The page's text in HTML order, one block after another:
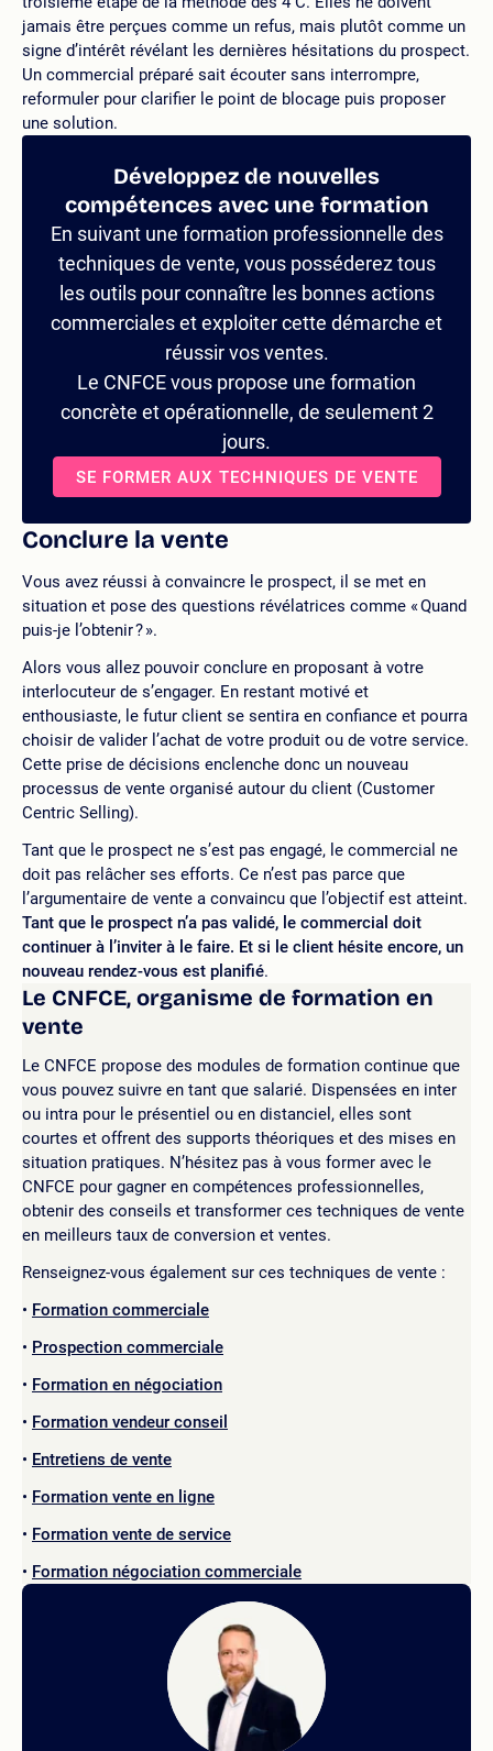
jamais être perçues comme un refus, mais plutôt comme un
signe d’intérêt révélant les dernières hésitations du prospect.
Un commercial préparé sait écouter sans interrompre,
reformuler pour clarifier le point de blocage puis proposer
une solution.
Développez de nouvelles
compétences avec une formation
En suivant une formation professionnelle des
techniques de vente, vous posséderez tous
les outils pour connaître les bonnes actions
commerciales et exploiter cette démarche et
réussir vos ventes.
Le CNFCE vous propose une formation
concrète et opérationnelle, de seulement 2
jours.
SE FORMER AUX TECHNIQUES DE VENTE
Conclure la vente
Vous avez réussi à convaincre le prospect, il se met en
situation et pose des questions révélatrices comme « Quand
puis-je l’obtenir ? ».
Alors vous allez pouvoir conclure en proposant à votre
interlocuteur de s’engager. En restant motivé et
enthousiaste, le futur client se sentira en confiance et pourra
choisir de valider l’achat de votre produit ou de votre service.
Cette prise de décisions enclenche donc un nouveau
processus de vente organisé autour du client (Customer
Centric Selling).
Tant que le prospect ne s’est pas engagé, le commercial ne
doit pas relâcher ses efforts. Ce n’est pas parce que
l’argumentaire de vente a convaincu que l’objectif est atteint.
Tant que le prospect n’a pas validé, le commercial doit
continuer à l’inviter à le faire. Et si le client hésite encore, un
nouveau rendez-vous est planifié.
Le CNFCE, organisme de formation en
vente
Le CNFCE propose des modules de formation continue que
vous pouvez suivre en tant que salarié. Dispensées en inter
ou intra pour le présentiel ou en distanciel, elles sont
courtes et offrent des supports théoriques et des mises en
situation pratiques. N’hésitez pas à vous former avec le
CNFCE pour gagner en compétences professionnelles,
obtenir des conseils et transformer ces techniques de vente
en meilleurs taux de conversion et ventes.
Renseignez-vous également sur ces techniques de vente :
Formation commerciale
Prospection commerciale
Formation en négociation
Formation vendeur conseil
Entretiens de vente
Formation vente en ligne
Formation vente de service
Formation négociation commerciale